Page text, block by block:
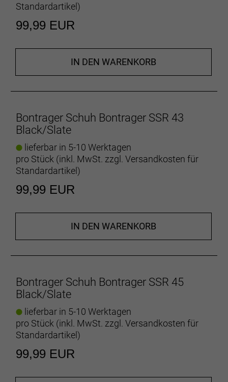
Standardartikel)
99,99 EUR
IN DEN WARENKORB
Bontrager Schuh Bontrager SSR 43
Black/Slate
lieferbar in 5-10 Werktagen
pro Stück (inkl. MwSt. zzgl. Versandkosten für
Standardartikel)
99,99 EUR
IN DEN WARENKORB
Bontrager Schuh Bontrager SSR 45
Black/Slate
lieferbar in 5-10 Werktagen
pro Stück (inkl. MwSt. zzgl. Versandkosten für
Standardartikel)
99,99 EUR